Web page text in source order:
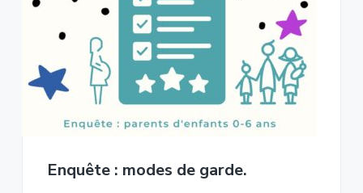
Enquête : modes de garde.